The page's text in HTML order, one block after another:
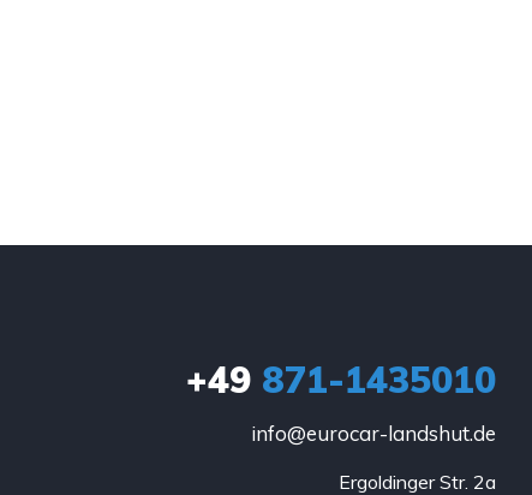
+49871-1435010
info@eurocar-landshut.de
Ergoldinger Str. 2a